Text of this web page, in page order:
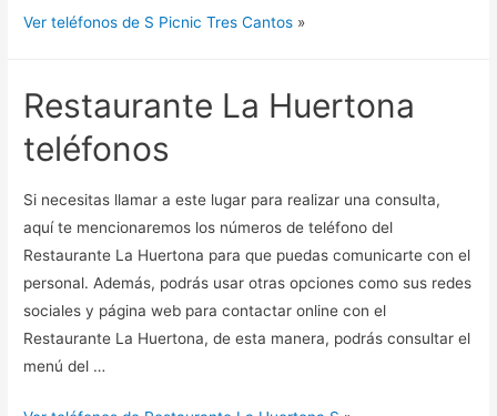
Ver teléfonos de S Picnic Tres Cantos »
Restaurante La Huertona
teléfonos
Si necesitas llamar a este lugar para realizar una consulta,
aquí te mencionaremos los números de teléfono del
Restaurante La Huertona para que puedas comunicarte con el
personal. Además, podrás usar otras opciones como sus redes
sociales y página web para contactar online con el
Restaurante La Huertona, de esta manera, podrás consultar el
menú del …